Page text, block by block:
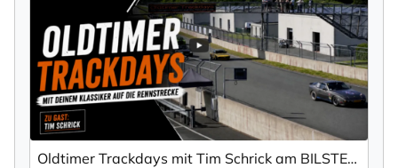
Oldtimer Trackdays mit Tim Schrick am BILSTER BERG